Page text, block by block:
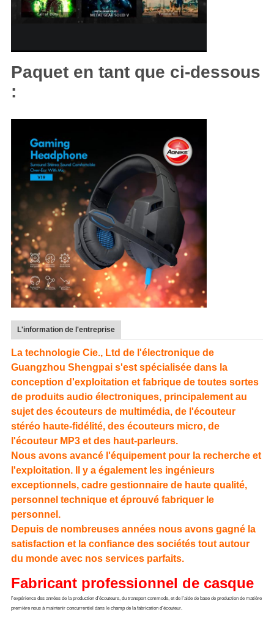
Paquet en tant que ci-dessous
:
L'information de l'entreprise
La technologie Cie., Ltd de l'électronique de
Guangzhou Shengpai s'est spécialisée dans la
conception d'exploitation et fabrique de toutes sortes
de produits audio électroniques, principalement au
sujet des écouteurs de multimédia, de l'écouteur
stéréo haute-fidélité, des écouteurs micro, de
l'écouteur MP3 et des haut-parleurs.
Nous avons avancé l'équipement pour la recherche et
l'exploitation. Il y a également les ingénieurs
exceptionnels, cadre gestionnaire de haute qualité,
personnel technique et éprouvé fabriquer le
personnel.
Depuis de nombreuses années nous avons gagné la
satisfaction et la confiance des sociétés tout autour
du monde avec nos services parfaits.
Fabricant professionnel de casque
l'expérience des années de la production d'écouteurs, du transport commode, et de l'aide de base de production de matière
première nous à maintenir concurrentiel dans le champ de la fabrication d'écouteur.